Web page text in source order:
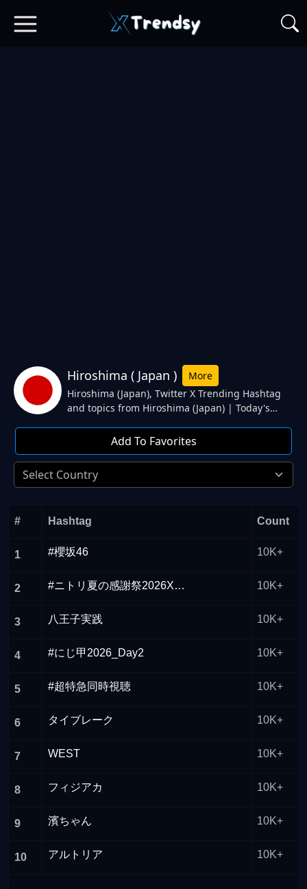
Hiroshima ( Japan )
More
Hiroshima (Japan), Twitter X Trending Hashtag
and topics from Hiroshima (Japan) | Today's
マン, 打ち上げ成功, 三輪勝恵さん, ハイパーヨーヨ
ー. from Hiroshima (Japan) Twitter.
Add To Favorites
# Hashtag Count
1 #櫻坂46 10K+
2 #ニトリ夏の感謝祭2026Xキャンペーン 10K+
3 八王子実践 10K+
4 #にじ甲2026_Day2 10K+
5 #超特急同時視聴 10K+
6 タイブレーク 10K+
7 WEST 10K+
8 フィジアカ 10K+
9 濱ちゃん 10K+
10 アルトリア 10K+